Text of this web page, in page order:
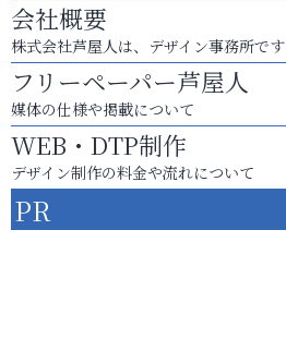
会社概要
株式会社芦屋人は、デザイン事務所です
フリーペーパー芦屋人
媒体の仕様や掲載について
WEB・DTP制作
デザイン制作の料金や流れについて
PR